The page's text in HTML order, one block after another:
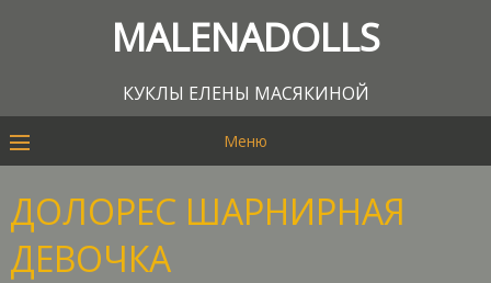
MALENADOLLS
КУКЛЫ ЕЛЕНЫ МАСЯКИНОЙ
Меню
ДОЛОРЕС ШАРНИРНАЯ
ДЕВОЧКА